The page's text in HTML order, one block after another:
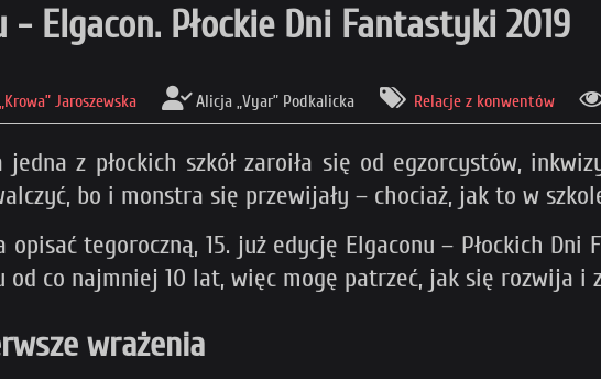
Elgacon. Płockie Dni Fantastyki 2019
Jaroszewska Alicja „Vyar” Podkalicka Relacje z konwentów
jedna z płockich szkół zaroiła się od egzorcystów,
bo i monstra się przewijały – chociaż, jak to w
opisać tegoroczną, 15. już edycję Elgaconu – Płockich
co najmniej 10 lat, więc mogę patrzeć, jak się rozwija i
wrażenia